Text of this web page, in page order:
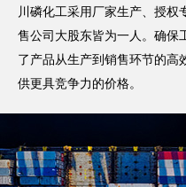
川磷化工采用厂家生产、授
售公司大股东皆为一人。确保
了产品从生产到销售环节的高
供更具竞争力的价格。